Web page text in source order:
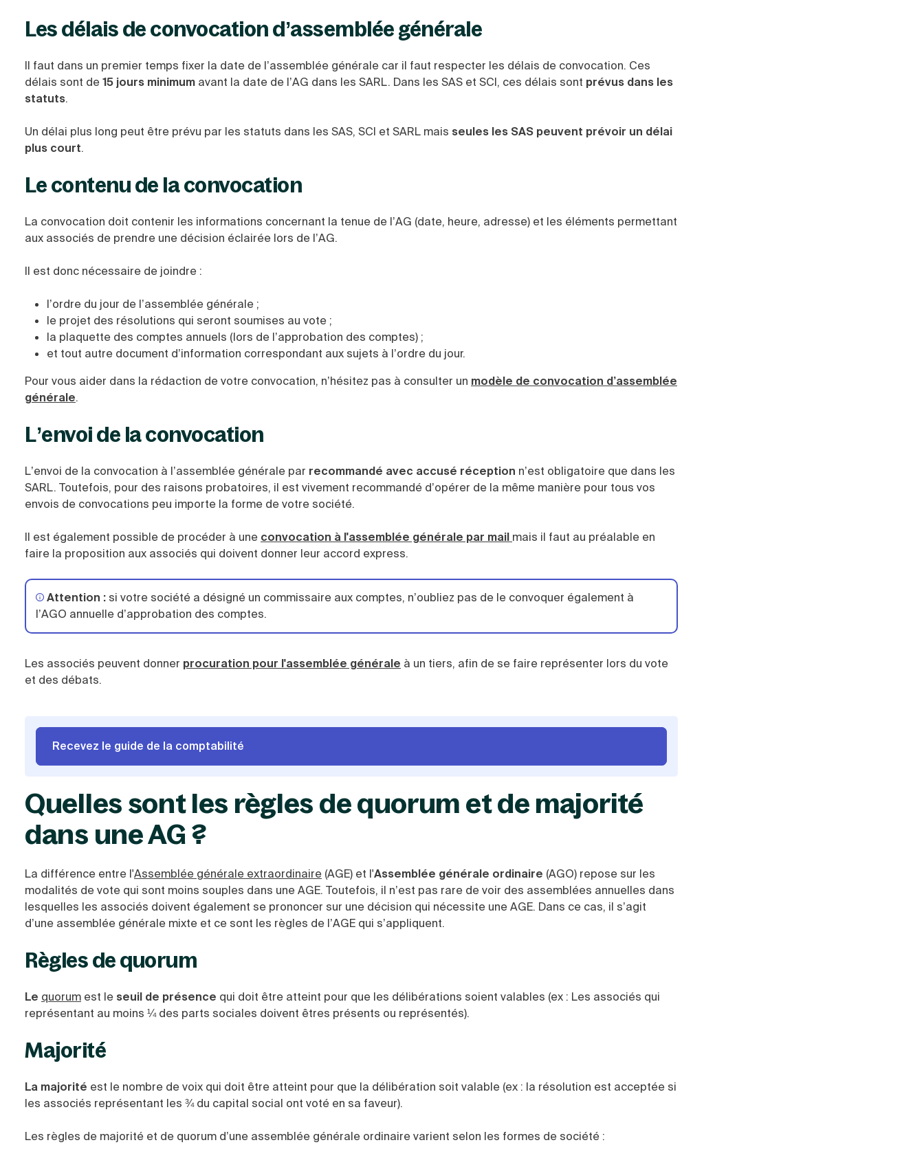
Les délais de convocation d’assemblée générale
Il faut dans un premier temps fixer la date de l’assemblée générale car il faut respecter les délais de convocation. Ces
délais sont de15 jours minimum avant la date de l’AG dans les SARL. Dans les SAS et SCI, ces délais sont prévus dans les
statuts.
Un délai plus long peut être prévu par les statuts dans les SAS, SCI et SARL mais seules les SAS peuvent prévoir un délai
plus court.
Le contenu de la convocation
La convocation doit contenir les informations concernant la tenue de l’AG (date, heure, adresse) et les éléments permettant
aux associés de prendre une décision éclairée lors de l’AG.
Il est donc nécessaire de joindre :
l’ordre du jour de l’assemblée générale ;
le projet des résolutions qui seront soumises au vote ;
la plaquette des comptes annuels (lors de l’approbation des comptes) ;
et tout autre document d’information correspondant aux sujets à l’ordre du jour.
Pour vous aider dans la rédaction de votre convocation, n’hésitez pas à consulter un modèle de convocation d’assemblée
générale.
L’envoi de la convocation
L’envoi de la convocation à l’assemblée générale par recommandé avec accusé réception n’est obligatoire que dans les
SARL. Toutefois, pour des raisons probatoires, il est vivement recommandé d’opérer de la même manière pour tous vos
envois de convocations peu importe la forme de votre société.
Il est également possible de procéder à une convocation à l'assemblée générale par mail mais il faut au préalable en
faire la proposition aux associés qui doivent donner leur accord express.
Attention : si votre société a désigné un commissaire aux comptes, n’oubliez pas de le convoquer également à
l’AGO annuelle d’approbation des comptes.
Les associés peuvent donner procuration pour l'assemblée générale à un tiers, afin de se faire représenter lors du vote
et des débats.
Recevez le guide de la comptabilité
Quelles sont les règles de quorum et de majorité
dans une AG ?
La différence entre l'Assemblée générale extraordinaire (AGE) et l'Assemblée générale ordinaire (AGO) repose sur les
modalités de vote qui sont moins souples dans une AGE. Toutefois, il n’est pas rare de voir des assemblées annuelles dans
lesquelles les associés doivent également se prononcer sur une décision qui nécessite une AGE. Dans ce cas, il s’agit
d’une assemblée générale mixte et ce sont les règles de l’AGE qui s’appliquent.
Règles de quorum
Le quorum est le seuil de présence qui doit être atteint pour que les délibérations soient valables (ex : Les associés qui
représentant au moins ¼ des parts sociales doivent êtres présents ou représentés).
Majorité
La majorité est le nombre de voix qui doit être atteint pour que la délibération soit valable (ex : la résolution est acceptée si
les associés représentant les ¾ du capital social ont voté en sa faveur).
Les règles de majorité et de quorum d’une assemblée générale ordinaire varient selon les formes de société :